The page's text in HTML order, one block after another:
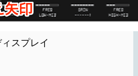
スプレイ